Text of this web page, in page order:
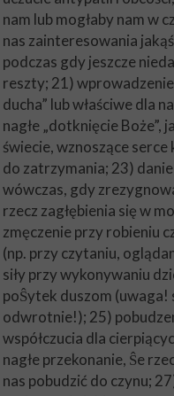
nam lub mogłaby nam w
nas zainteresowania
podczas gdy jeszcze
reszty; 21) wprowadzenie
ducha” lub właściwe dla
nagłe „dotknięcie Boże”,
świecie, wznoszące
do zatrzymania; 23)
wówczas, gdy
rzecz zagłębienia się w
zmęczenie przy robieniu
(np. przy czytaniu,
siły przy wykonywaniu
poŜytek duszom (uwaga!
odwrotnie!); 25)
współczucia dla
nagłe przekonanie, Ŝe
nas pobudzić do czynu;